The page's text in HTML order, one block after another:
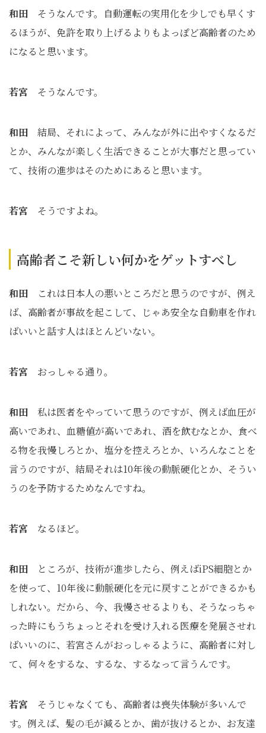
和田 そうなんです。自動運転の実用化を少しでも早くす
るほうが、免許を取り上げるよりもよっぽど高齢者のため
になると思います。
若宮 そうなんです。
和田 結局、それによって、みんなが外に出やすくなるだ
とか、みんなが楽しく生活できることが大事だと思ってい
て、技術の進歩はそのためにあると思います。
若宮 そうですよね。
高齢者こそ新しい何かをゲットすべし
和田 これは日本人の悪いところだと思うのですが、例え
ば、高齢者が事故を起こして、じゃあ安全な自動車を作れ
ばいいと話す人はほとんどいない。
若宮 おっしゃる通り。
和田 私は医者をやっていて思うのですが、例えば血圧が
高いであれ、血糖値が高いであれ、酒を飲むなとか、食べ
る物を我慢しろとか、塩分を控えろとか、いろんなことを
言うのですが、結局それは10年後の動脈硬化とか、そうい
うのを予防するためなんですね。
若宮 なるほど。
和田 ところが、技術が進歩したら、例えばiPS細胞とか
を使って、10年後に動脈硬化を元に戻すことができるかも
しれない。だから、今、我慢させるよりも、そうなっちゃ
った時にもうちょっとそれを受け入れる医療を発展させれ
ばいいのに、若宮さんがおっしゃるように、高齢者に対し
て、何々をするな、するな、するなって言うんです。
若宮 そうじゃなくても、高齢者は喪失体験が多いんで
す。例えば、髪の毛が減るとか、歯が抜けるとか、お友達